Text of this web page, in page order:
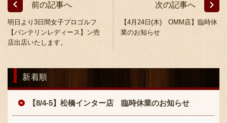
お知らせ
前の記事へ
明日より3日間女子プロゴルフ
【バンテリンレディース】ン売
店出店いたします。
次の記事へ
【4月24日(木) OMM店】臨時休
業のお知らせ
新着順
【8/4-5】松橋インター店 臨時休業のお知らせ